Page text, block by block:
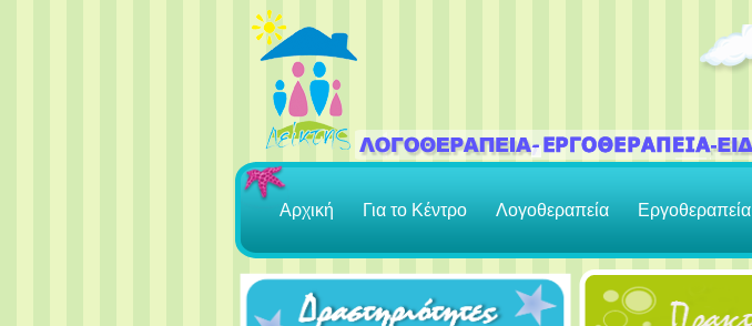
Αρχική Για το Κέντρο Λογοθεραπεία Εργοθεραπεία